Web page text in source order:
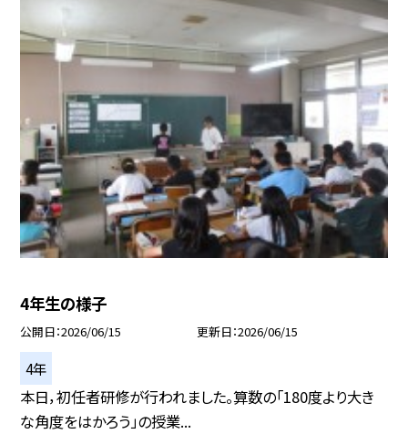
4年生の様子
公開日 2026/06/15 更新日 2026/06/15
4年
本日，初任者研修が行われました。算数の「180度より大き
な角度をはかろう」の授業...